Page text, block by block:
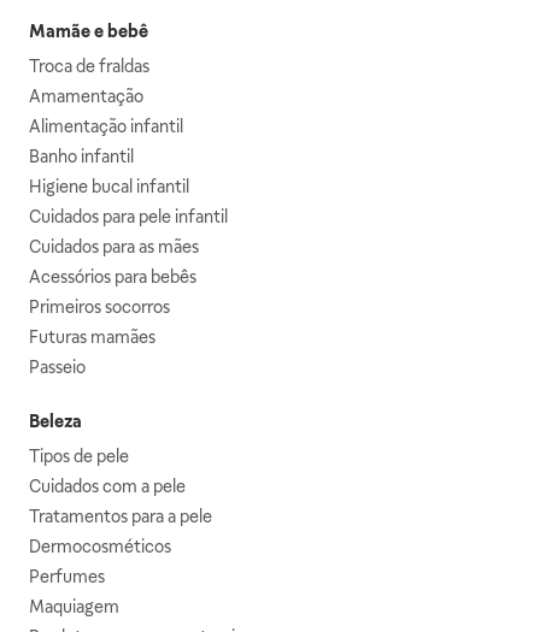
Mamãe e bebê
Troca de fraldas
Amamentação
Alimentação infantil
Banho infantil
Higiene bucal infantil
Cuidados para pele infantil
Cuidados para as mães
Acessórios para bebês
Primeiros socorros
Futuras mamães
Passeio
Beleza
Tipos de pele
Cuidados com a pele
Tratamentos para a pele
Dermocosméticos
Perfumes
Maquiagem